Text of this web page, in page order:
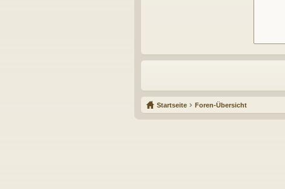
Startseite Foren-Übersicht